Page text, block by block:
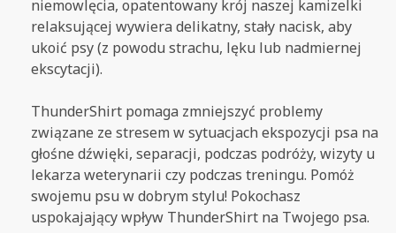
niemowlęcia, opatentowany krój naszej kamizelki
relaksującej wywiera delikatny, stały nacisk, aby
ukoić psy (z powodu strachu, lęku lub nadmiernej
ekscytacji).
ThunderShirt pomaga zmniejszyć problemy
związane ze stresem w sytuacjach ekspozycji psa na
głośne dźwięki, separacji, podczas podróży, wizyty u
lekarza weterynarii czy podczas treningu. Pomóż
swojemu psu w dobrym stylu! Pokochasz
uspokajający wpływ ThunderShirt na Twojego psa.